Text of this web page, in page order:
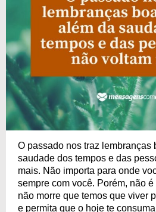
O passado nos traz lembranças
saudade dos tempos e das
mais. Não importa para onde
sempre com você. Porém, não
não morre que temos que viver
e permita que o hoje te